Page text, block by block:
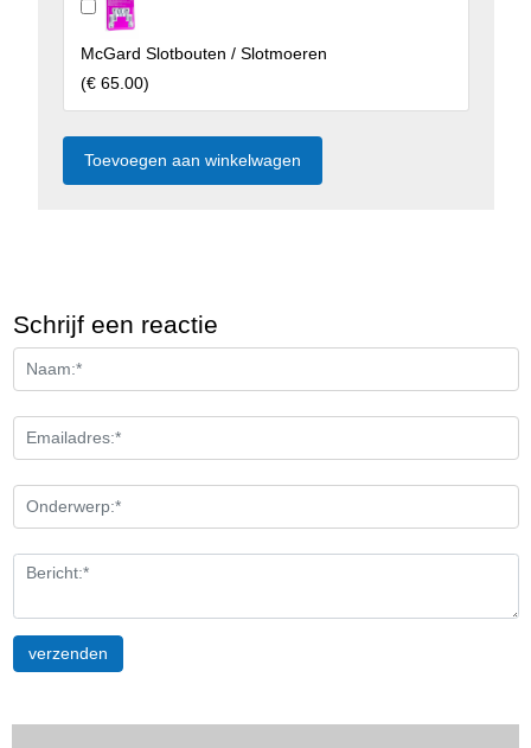
McGard Slotbouten / Slotmoeren
(€ 65.00)
Schrijf een reactie